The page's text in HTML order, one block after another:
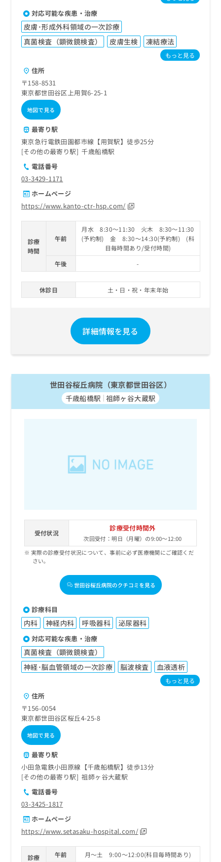
対応可能な疾患・治療
皮膚･形成外科領域の一次診療
真菌検査（顕微鏡検査）
皮膚生検 凍結療法
もっと見る
住所
〒158-8531
東京都世田谷区上用賀6-25-1
地図で見る
最寄り駅
東京急行電鉄田園都市線【用賀駅】徒歩25分
その他の最寄り駅
千歳船橋駅
電話番号
03-3429-1171
ホームページ
https://www.kanto-ctr-hsp.com/
診療
時間
午前
月水 8:30～11:30 火木 8:30～11:30
(予約制) 金 8:30～14:30(予約制) (科
目毎時間あり/受付時間)
午後
-
休診日 土・日・祝・年末年始
詳細情報を見る
世田谷桜丘病院（東京都世田谷区）
千歳船橋駅 祖師ヶ谷大蔵駅
受付状況
診療受付時間外
次回受付：明日（月曜）の9:00～12:00
実際の診療受付状況について、事前に必ず医療機関にご確認くだ
さい。
世田谷桜丘病院のクチコミを見る
診療科目
内科 神経内科 呼吸器科 泌尿器科
対応可能な疾患・治療
真菌検査（顕微鏡検査）
神経･脳血管領域の一次診療
脳波検査 血液透析
もっと見る
住所
〒156-0054
東京都世田谷区桜丘4-25-8
地図で見る
最寄り駅
小田急電鉄小田原線【千歳船橋駅】徒歩13分
その他の最寄り駅
祖師ヶ谷大蔵駅
電話番号
03-3425-1817
ホームページ
https://www.setasaku-hospital.com/
診療
午前
月～土 9:00～12:00(科目毎時間あり)